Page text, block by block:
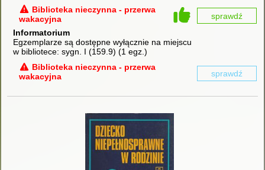
Biblioteka nieczynna - przerwa
wakacyjna
sprawdź
Informatorium
Egzemplarze są dostępne wyłącznie na miejscu
w bibliotece: sygn. I (159.9) (1 egz.)
Biblioteka nieczynna - przerwa
wakacyjna
sprawdź